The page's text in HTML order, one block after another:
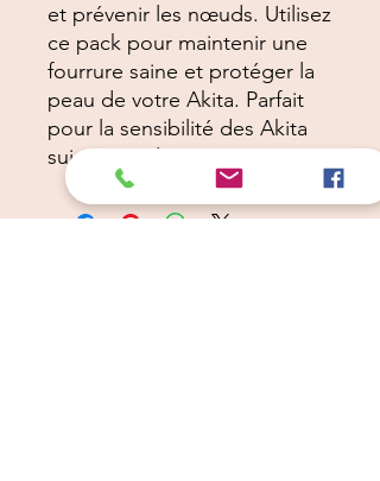
et prévenir les nœuds. Utilisez
ce pack pour maintenir une
fourrure saine et protéger la
peau de votre Akita. Parfait
pour la sensibilité des Akita
sujets aux dermatites.